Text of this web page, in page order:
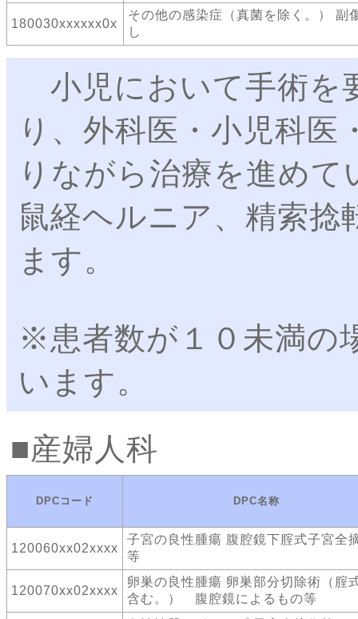
180030xxxxxx0x
その他の感染症（真菌を除く。） 副
し
小児において手術を
り、外科医・小児科医
りながら治療を進め
鼠経ヘルニア、精索捻
ます。
※患者数が１０未満の
います。
産婦人科
DPCコード DPC名称
120060xx02xxxx
子宮の良性腫瘍 腹腔鏡下腟式子宮全
等
120070xx02xxxx
卵巣の良性腫瘍 卵巣部分切除術（腟
含む。） 腹腔鏡によるもの等